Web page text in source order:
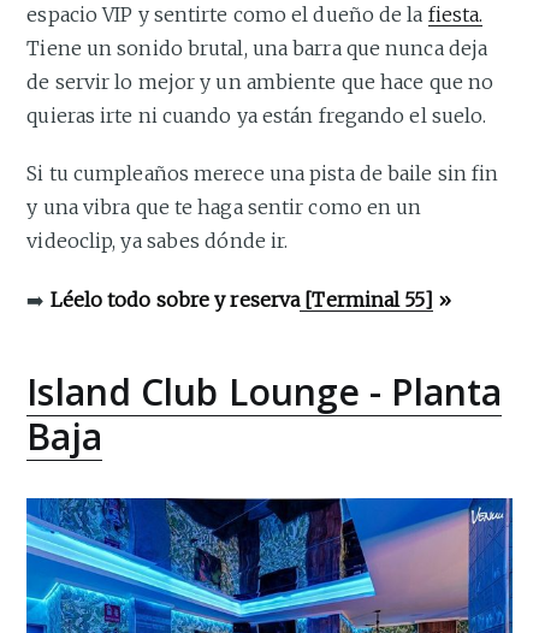
espacio VIP y sentirte como el dueño de la fiesta.
Tiene un sonido brutal, una barra que nunca deja
de servir lo mejor y un ambiente que hace que no
quieras irte ni cuando ya están fregando el suelo.
Si tu cumpleaños merece una pista de baile sin fin
y una vibra que te haga sentir como en un
videoclip, ya sabes dónde ir.
➡️ Léelo todo sobre y reserva[Terminal 55] »
Island Club Lounge - Planta
Baja